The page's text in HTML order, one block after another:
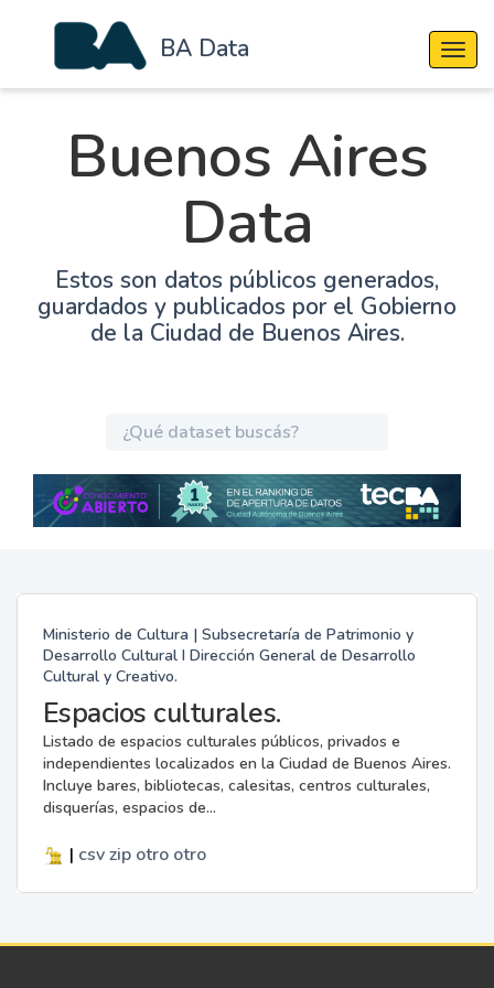
BA Data
Buenos Aires
Data
Estos son datos públicos generados,
guardados y publicados por el Gobierno
de la Ciudad de Buenos Aires.
Ministerio de Cultura | Subsecretaría de Patrimonio y
Desarrollo Cultural I Dirección General de Desarrollo
Cultural y Creativo.
Espacios culturales.
Listado de espacios culturales públicos, privados e
independientes localizados en la Ciudad de Buenos Aires.
Incluye bares, bibliotecas, calesitas, centros culturales,
disquerías, espacios de...
| csv zip otro otro